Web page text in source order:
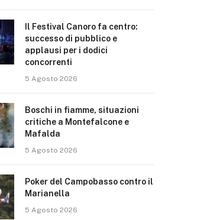
Il Festival Canoro fa centro:
successo di pubblico e
applausi per i dodici
concorrenti
5 Agosto 2026
Boschi in fiamme, situazioni
critiche a Montefalcone e
Mafalda
5 Agosto 2026
Poker del Campobasso contro il
Marianella
5 Agosto 2026